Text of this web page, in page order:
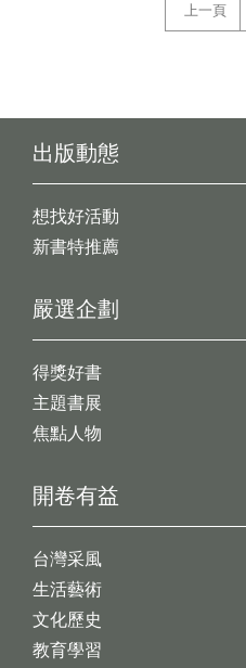
上一頁
出版動態
想找好活動
新書特推薦
開卷有益
台灣采風
生活藝術
文化歷史
教育學習
嚴選企劃
得獎好書
主題書展
焦點人物